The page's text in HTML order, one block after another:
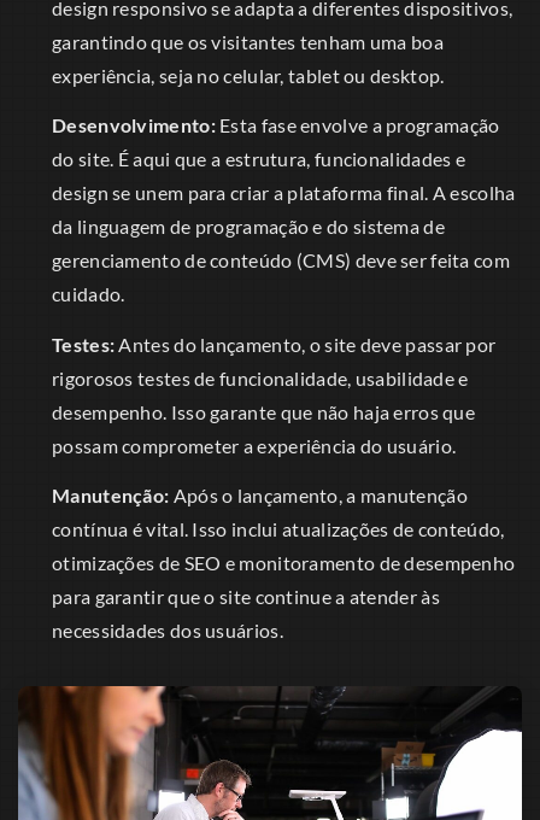
design responsivo se adapta a diferentes dispositivos,
garantindo que os visitantes tenham uma boa
experiência, seja no celular, tablet ou desktop.
Desenvolvimento:Esta fase envolve a programação
do site. É aqui que a estrutura, funcionalidades e
design se unem para criar a plataforma final. A escolha
da linguagem de programação e do sistema de
gerenciamento de conteúdo (CMS) deve ser feita com
cuidado.
Testes: Antes do lançamento, o site deve passar por
rigorosos testes de funcionalidade, usabilidade e
desempenho. Isso garante que não haja erros que
possam comprometer a experiência do usuário.
Manutenção: Após o lançamento, a manutenção
contínua é vital. Isso inclui atualizações de conteúdo,
otimizações de SEO e monitoramento de desempenho
para garantir que o site continue a atender às
necessidades dos usuários.